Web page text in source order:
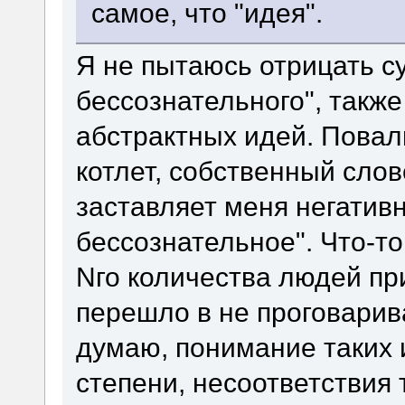
самое, что "идея".
Я не пытаюсь отрицать
бессознательного",
абстрактных идей.
котлет, собственный
заставляет меня
бессознательное". Что-
Nго количества людей
перешло в не
думаю, понимание таких
степени,